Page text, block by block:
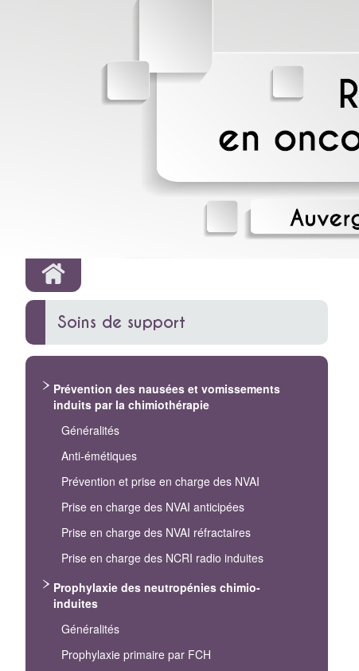
Soins de support
Prévention des nausées et vomissements
induits par la chimiothérapie
Généralités
Anti-émétiques
Prévention et prise en charge des NVAI
Prise en charge des NVAI anticipées
Prise en charge des NVAI réfractaires
Prise en charge des NCRI radio induites
Prophylaxie des neutropénies chimio-
induites
Généralités
Prophylaxie primaire par FCH